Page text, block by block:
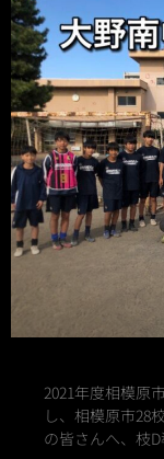
2021年度相模原
し、相模原市28
の皆さんへ、枝